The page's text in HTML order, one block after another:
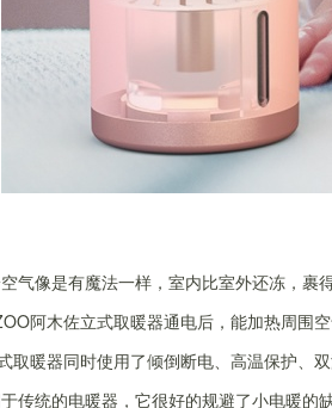
气像是有魔法一样，室内比室外还冻，
阿木佐立式取暖器通电后，能加热周围
取暖器同时使用了倾倒断电、高温保护、
传统的电暖器，它很好的规避了小电暖的